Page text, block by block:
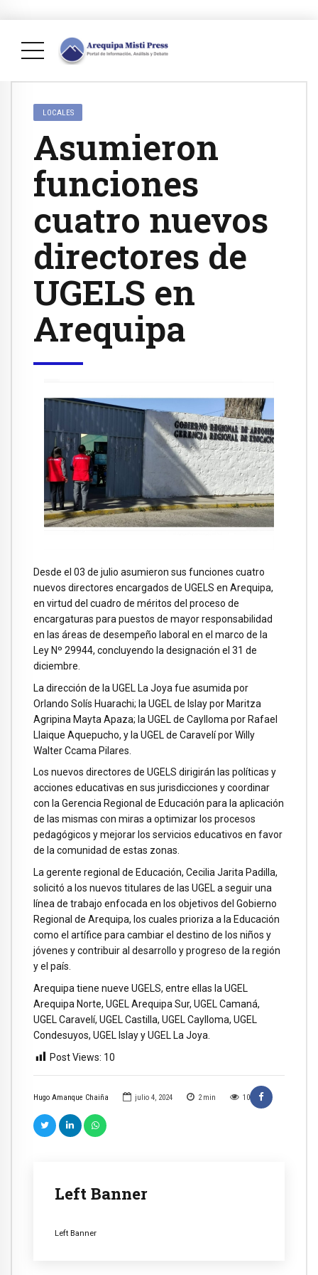
Hugo Amanque Chaiña julio 4, 2024 2 min 10
Left Banner
Left Banner
LOCALES
Asumieron
funciones
cuatro nuevos
directores de
UGELS en
Arequipa
Desde el 03 de julio asumieron sus funciones cuatro
nuevos directores encargados de UGELS en Arequipa,
en virtud del cuadro de méritos del proceso de
encargaturas para puestos de mayor responsabilidad
en las áreas de desempeño laboral en el marco de la
Ley Nº 29944, concluyendo la designación el 31 de
diciembre.
La dirección de la UGEL La Joya fue asumida por
Orlando Solís Huarachi; la UGEL de Islay por Maritza
Agripina Mayta Apaza; la UGEL de Caylloma por Rafael
Llaique Aquepucho, y la UGEL de Caravelí por Willy
Walter Ccama Pilares.
Los nuevos directores de UGELS dirigirán las políticas y
acciones educativas en sus jurisdicciones y coordinar
con la Gerencia Regional de Educación para la aplicación
de las mismas con miras a optimizar los procesos
pedagógicos y mejorar los servicios educativos en favor
de la comunidad de estas zonas.
La gerente regional de Educación, Cecilia Jarita Padilla,
solicitó a los nuevos titulares de las UGEL a seguir una
línea de trabajo enfocada en los objetivos del Gobierno
Regional de Arequipa, los cuales prioriza a la Educación
como el artífice para cambiar el destino de los niños y
jóvenes y contribuir al desarrollo y progreso de la región
y el país.
Arequipa tiene nueve UGELS, entre ellas la UGEL
Arequipa Norte, UGEL Arequipa Sur, UGEL Camaná,
UGEL Caravelí, UGEL Castilla, UGEL Caylloma, UGEL
Condesuyos, UGEL Islay y UGEL La Joya.
Post Views: 10